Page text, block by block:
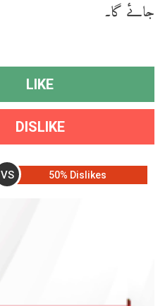
جائے گا۔
LIKE
DISLIKE
VS 50% Dislikes